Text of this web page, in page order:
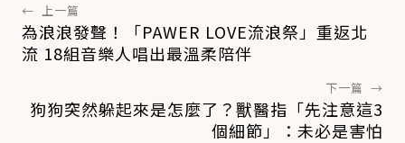
← 上一篇
為浪浪發聲！「PAWER LOVE流浪祭」重返北
流 18組音樂人唱出最溫柔陪伴
下一篇 →
狗狗突然躲起來是怎麼了？獸醫指「先注意這3
個細節」：未必是害怕